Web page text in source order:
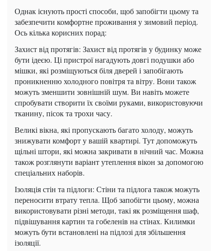
Однак існують прості способи, щоб запобігти цьому та
забезпечити комфортне проживання у зимовий період.
Ось кілька корисних порад:
Захист від протягів: Захист від протягів у будинку може
бути ідеєю. Ці пристрої нагадують довгі подушки або
мішки, які розміщуються біля дверей і запобігають
проникненню холодного повітря та вітру. Вони також
можуть зменшити зовнішній шум. Ви навіть можете
спробувати створити їх своїми руками, використовуючи
тканину, пісок та трохи часу.
Великі вікна, які пропускають багато холоду, можуть
знижувати комфорт у вашій квартирі. Тут допоможуть
щільні штори, які можна закривати в нічний час. Можна
також розглянути варіант утеплення вікон за допомогою
спеціальних наборів.
Ізоляція стін та підлоги: Стіни та підлога також можуть
переносити втрату тепла. Щоб запобігти цьому, можна
використовувати різні методи, такі як розміщення шаф,
підвішування картин та гобеленів на стінах. Килимки
можуть бути встановлені на підлозі для збільшення
ізоляції.